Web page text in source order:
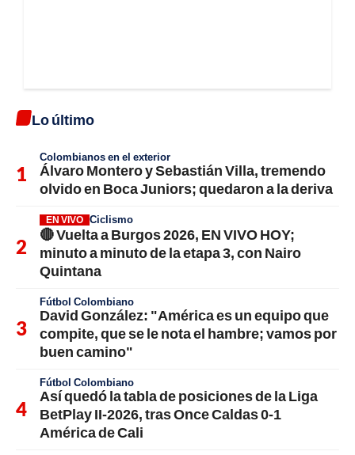
Lo último
Colombianos en el exterior
Álvaro Montero y Sebastián Villa, tremendo
olvido en Boca Juniors; quedaron a la deriva
EN VIVO Ciclismo
🔴 Vuelta a Burgos 2026, EN VIVO HOY;
minuto a minuto de la etapa 3, con Nairo
Quintana
Fútbol Colombiano
David González: "América es un equipo que
compite, que se le nota el hambre; vamos por
buen camino"
Fútbol Colombiano
Así quedó la tabla de posiciones de la Liga
BetPlay II-2026, tras Once Caldas 0-1
América de Cali